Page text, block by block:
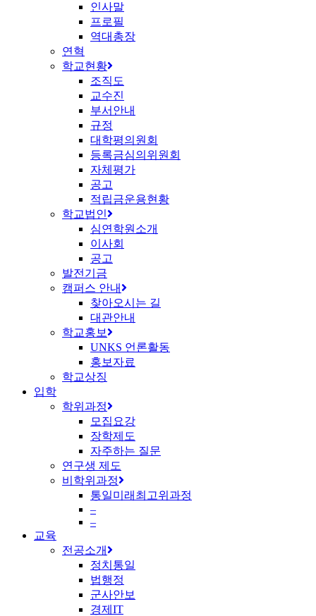
인사말
프로필
역대총장
연혁
학교현황
조직도
교수진
부서안내
규정
대학평의원회
등록금심의위원회
자체평가
공고
적립금운용현황
학교법인
심연학원소개
이사회
공고
발전기금
캠퍼스 안내
찾아오시는 길
대관안내
학교홍보
UNKS 언론활동
홍보자료
학교상징
입학
학위과정
모집요강
장학제도
자주하는 질문
연구생 제도
비학위과정
통일미래최고위과정
–
–
교육
전공소개
정치통일
법행정
군사안보
경제IT